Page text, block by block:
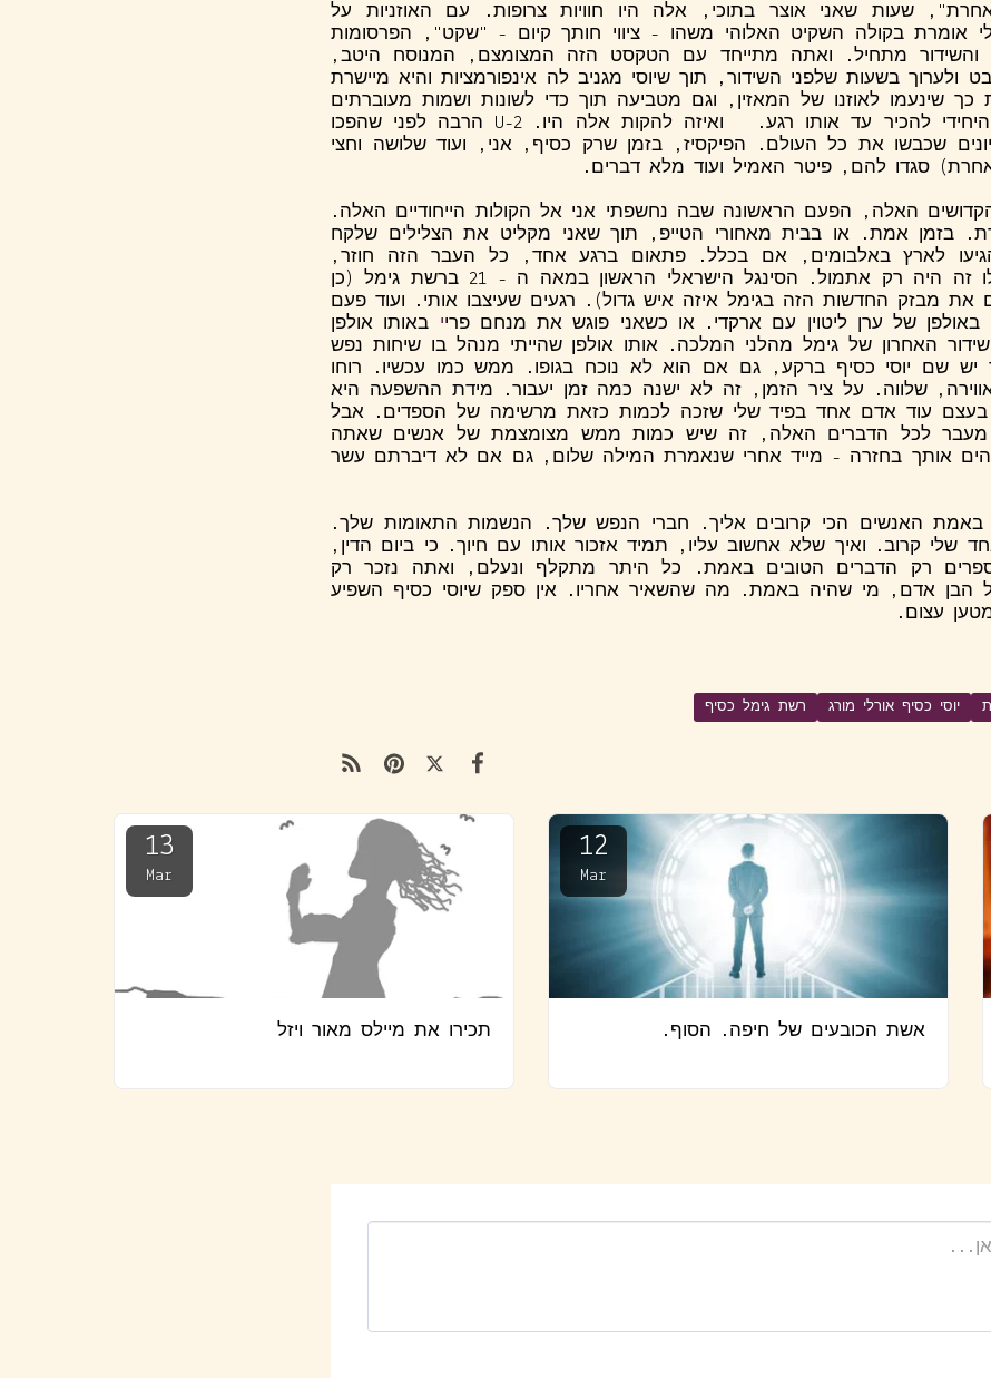
שעות שאני אוצר בתוכי, אלה היו חוויות צרופות. עם האוזניות על
אומרת בקולה השקיט האלוהי משהו - ציווי חותך קיום - "שקט", הפרסומות
והשידור מתחיל. ואתה מתייחד עם הטקסט הזה המצומצם, המנוסח היטב,
ולערוך בשעות שלפני השידור, תוך שיוסי מגניב לה אינפורמציות והיא מיישרת
כך שינעמו לאוזנו של המאזין, וגם מטביעה תוך כדי לשונות ושמות מעוברתים
ללהקות שכסיף היה היחידי להכיר עד אותו רגע. ואיזה להקות אלה היו. U-2 הרבה לפני שהפכו
שכבשו את כל העולם. הפיקסיז, בזמן שרק כסיף, אני, ועוד שלושה וחצי
סגדו להם, פיטר האמיל ועוד מלא דברים.
האלה, הפעם הראשונה שבה נחשפתי אני אל הקולות הייחודיים האלה.
בזמן אמת. או בבית מאחורי הטייפ, תוך שאני מקליט את הצלילים שלקח
לארץ באלבומים, אם בכלל. פתאום ברגע אחד, כל העבר הזה חוזר,
מתקרב בחזרה, כאילו זה היה רק אתמול. הסינגל הישראלי הראשון במאה ה - 21 ברשת גימל (כן
את מבזק החדשות הזה בגימל איזה איש גדול). רגעים שעיצבו אותי. ועוד פעם
של ערן ליטוין עם ארקדי. או כשאני פוגש את מנחם פריי באותו אולפן
השידור האחרון של גימל מהלני המלכה. אותו אולפן שהייתי מנהל בו שיחות נפש
יש שם יוסי כסיף ברקע, גם אם הוא לא נוכח בגופו. ממש כמו עכשיו. רוחו
שלווה. על ציר הזמן, זה לא ישנה כמה זמן יעבור. מידת ההשפעה היא
בעצם עוד אדם אחד בפיד שלי שזכה לכמות כזאת מרשימה של הספדים. אבל
מעבר לכל הדברים האלה, זה שיש כמות ממש מצומצמת של אנשים שאתה
אותך בחזרה - מייד אחרי שנאמרת המילה שלום, גם אם לא דיברתם עשר
האנשים הכי קרובים אליך. חברי הנפש שלך. הנשמות התאומות שלך.
שלי קרוב. ואיך שלא אחשוב עליו, תמיד אזכור אותו עם חיוך. כי ביום הדין,
רק הדברים הטובים באמת. כל היתר מתקלף ונעלם, ואתה נזכר רק
הבן אדם, מי שהיה באמת. מה שהשאיר אחריו. אין ספק שיוסי כסיף השפיע
עצום.
יוסי כסיף אורלי מורג
רשת גימל כסיף
12
Mar
אשת הכובעים של חיפה. הסוף.
13
Mar
תכירו את מיילס מאור ויזל